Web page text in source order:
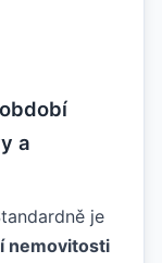
a
je
nemovitosti